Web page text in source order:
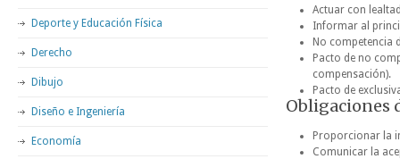
Actuar con
Informar al
No competencia
Pacto de no
compensación).
Pacto de
Obligaciones
Proporcionar la
Comunicar la
Deporte y Educación Física
Derecho
Dibujo
Diseño e Ingeniería
Economía